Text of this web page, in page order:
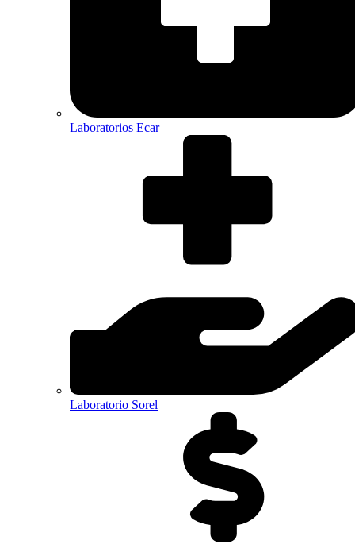
Laboratorios Ecar
Laboratorio Sorel